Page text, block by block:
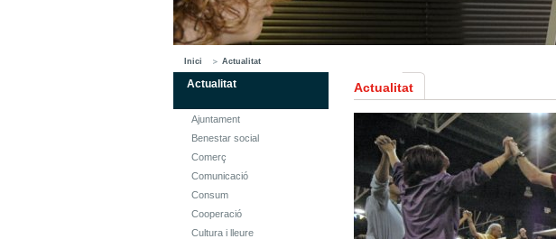
Inici Actualitat
Actualitat
Ajuntament
Benestar social
Comerç
Comunicació
Consum
Cooperació
Cultura i lleure
Actualitat